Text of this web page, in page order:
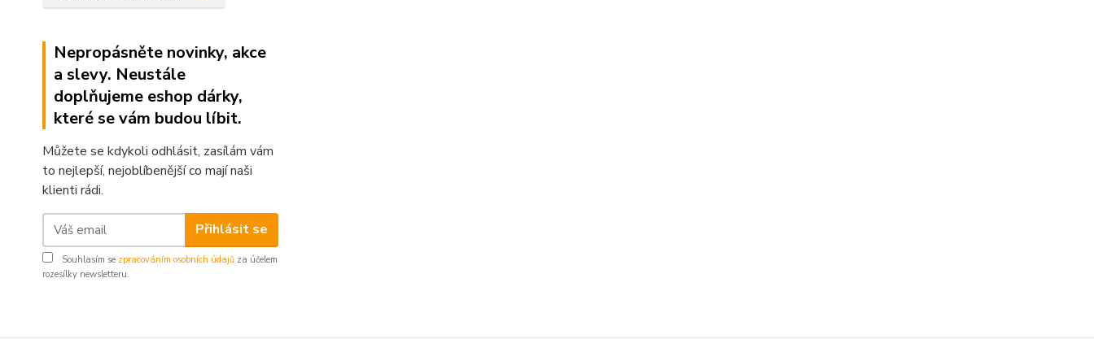
Nepropásněte novinky, akce
a slevy. Neustále
doplňujeme eshop dárky,
které se vám budou líbit.
Můžete se kdykoli odhlásit, zasílám vám
to nejlepší, nejoblíbenější co mají naši
klienti rádi.
Přihlásit se
Souhlasím se zpracováním osobních údajů za účelem
rozesílky newsletteru.